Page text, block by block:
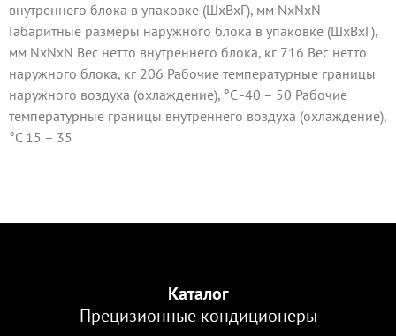
внутреннего блока в упаковке (ШxВxГ), мм NxNxN
Габаритные размеры наружного блока в упаковке (ШxВxГ),
мм NxNxN Вес нетто внутреннего блока, кг 716 Вес нетто
наружного блока, кг 206 Рабочие температурные границы
наружного воздуха (охлаждение), °C -40 – 50 Рабочие
температурные границы внутреннего воздуха (охлаждение),
°C 15 – 35
Каталог
Прецизионные кондиционеры